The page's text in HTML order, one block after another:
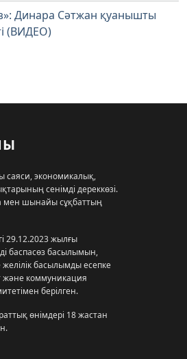
Динара Сәтжан қуанышты
(ВИДЕО)
саяси, экономикалық,
сенімді дереккөзі.
мен шынайы сұқбаттың
29.12.2023 жылғы
баспасөз басылымын,
желілік басылымды есепке
және коммуникация
берілген.
өнімдері 18 жастан